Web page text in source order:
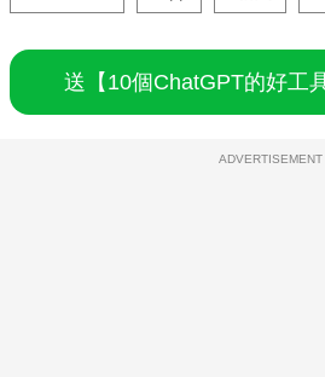
送【10個ChatGPT的好工
ADVERTISEMENT